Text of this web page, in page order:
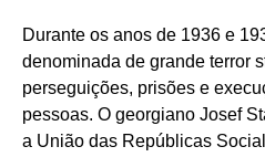
Durante os anos de 1936 e
denominada de grande terror
perseguições, prisões e
pessoas. O georgiano Josef
a União das Repúblicas